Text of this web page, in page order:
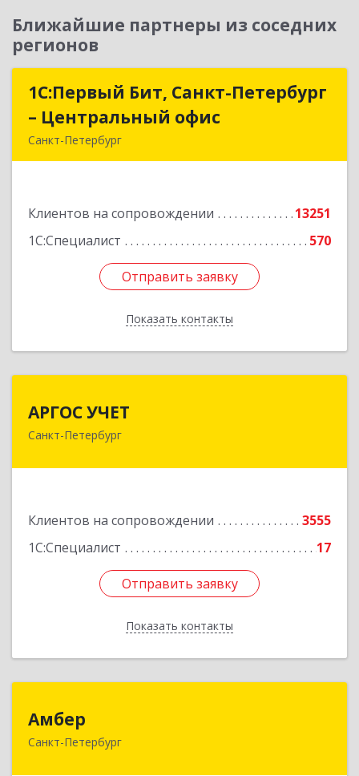
Ближайшие партнеры из соседних
регионов
1С:Первый Бит, Санкт-Петербург
– Центральный офис
Санкт-Петербург
Клиентов на сопровождении
13251
1С:Специалист
570
Отправить заявку
Показать контакты
1С:Первый Бит, Санкт-Петербург
– Центральный офис
Отправить заявку
Назад
АРГОС УЧЕТ
Санкт-Петербург
Клиентов на сопровождении
3555
1С:Специалист
17
Отправить заявку
Показать контакты
196191, Санкт-Петербург г, Конституции пл,
Отправить заявку
Назад
Амбер
Санкт-Петербург
191119, Санкт-Петербург г, Правды ул, дом №